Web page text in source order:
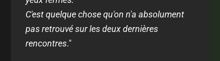
C'est quelque chose qu'on n'a absolument
pas retrouvé sur les deux dernières
rencontres."